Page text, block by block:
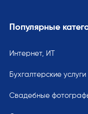
Популярные
Интернет, ИТ
Бухгалтерские услуги
Свадебные